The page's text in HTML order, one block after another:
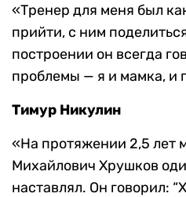
«Тренер для меня был
прийти, с ним
построении он всегда
проблемы — я и мамка, и
Тимур Никулин
«На протяжении 2,5 лет
Михайлович Хрушков
наставлял. Он говорил: